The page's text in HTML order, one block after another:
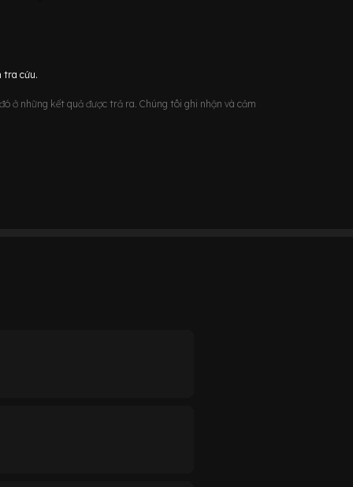
tra cứu.
ở những kết quả được trả ra. Chúng tôi ghi nhận và cảm